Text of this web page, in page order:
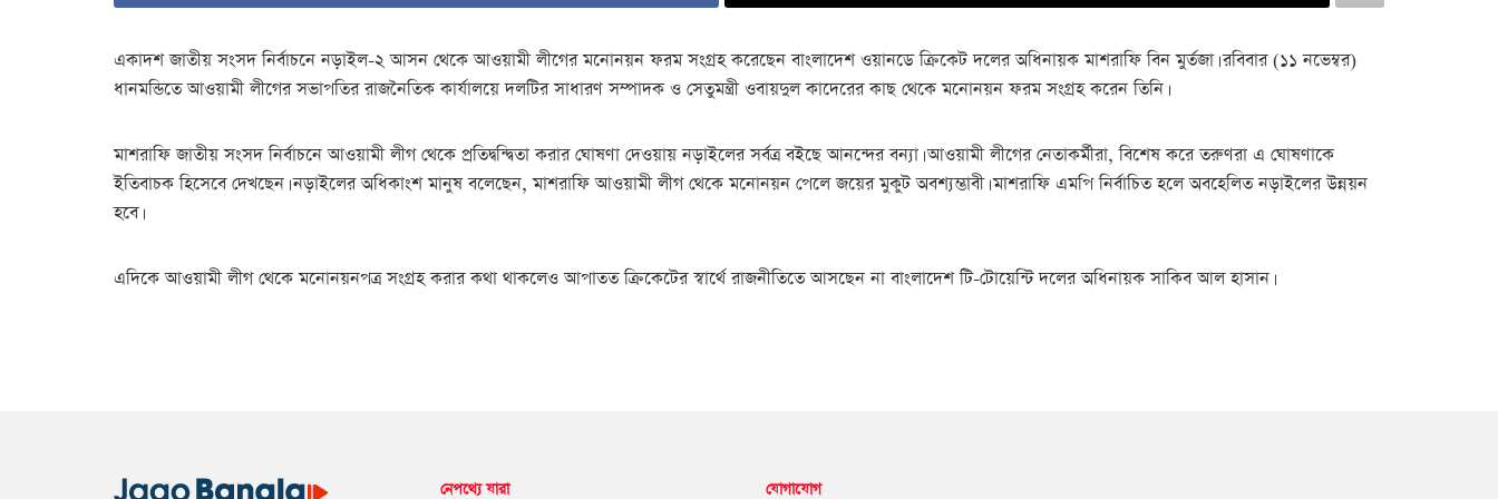
একাদশ জাতীয় সংসদ নির্বাচনে নড়াইল-২ আসন থেকে আওয়ামী লীগের মনোনয়ন ফরম সংগ্রহ করেছেন বাংলাদেশ ওয়ানডে ক্রিকেট দলের অধিনায়ক মাশরাফি বিন মুর্তজা। রবিবার (১১ নভেম্বর)
ধানমন্ডিতে আওয়ামী লীগের সভাপতির রাজনৈতিক কার্যালয়ে দলটির সাধারণ সম্পাদক ও সেতুমন্ত্রী ওবায়দুল কাদেরের কাছ থেকে মনোনয়ন ফরম সংগ্রহ করেন তিনি।
মাশরাফি জাতীয় সংসদ নির্বাচনে আওয়ামী লীগ থেকে প্রতিদ্বন্দ্বিতা করার ঘোষণা দেওয়ায় নড়াইলের সর্বত্র বইছে আনন্দের বন্যা। আওয়ামী লীগের নেতাকর্মীরা, বিশেষ করে তরুণরা এ ঘোষণাকে
ইতিবাচক হিসেবে দেখছেন। নড়াইলের অধিকাংশ মানুষ বলেছেন, মাশরাফি আওয়ামী লীগ থেকে মনোনয়ন পেলে জয়ের মুকুট অবশ্যম্ভাবী। মাশরাফি এমপি নির্বাচিত হলে অবহেলিত নড়াইলের উন্নয়ন
হবে।
এদিকে আওয়ামী লীগ থেকে মনোনয়নপত্র সংগ্রহ করার কথা থাকলেও আপাতত ক্রিকেটের স্বার্থে রাজনীতিতে আসছেন না বাংলাদেশ টি-টোয়েন্টি দলের অধিনায়ক সাকিব আল হাসান।
নেপথ্যে যারা যোগাযোগ